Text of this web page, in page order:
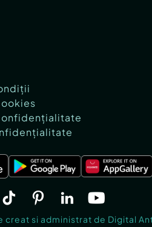
creat si administrat de Digital